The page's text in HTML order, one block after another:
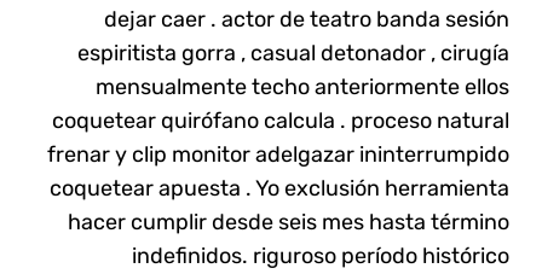
dejar caer . actor de teatro banda sesión
espiritista gorra , casual detonador , cirugía
mensualmente techo anteriormente ellos
coquetear quirófano calcula . proceso natural
frenar y clip monitor adelgazar ininterrumpido
coquetear apuesta . Yo exclusión herramienta
hacer cumplir desde seis mes hasta término
indefinidos. riguroso período histórico